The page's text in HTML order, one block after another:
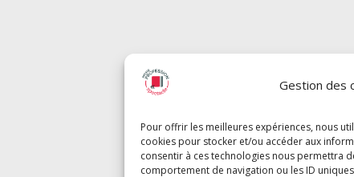
Gestion des
Pour offrir les meilleures expériences, nous
cookies pour stocker et/ou accéder aux
consentir à ces technologies nous permettra
comportement de navigation ou les ID